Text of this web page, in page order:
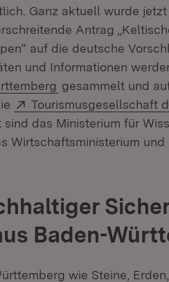
Ganz aktuell wurde
Antrag
auf die deutsche
und Informationen
(Öffnet in neuem
gesammelt und
Extern:
Tourismusgesellschaft
das Ministerium für
Wirtschaftsministerium
Baden-
wie Steine,